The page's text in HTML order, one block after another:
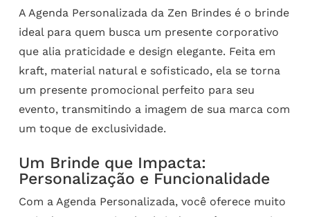
A Agenda Personalizada da Zen Brindes é o brinde
ideal para quem busca um presente corporativo
que alia praticidade e design elegante. Feita em
kraft, material natural e sofisticado, ela se torna
um presente promocional perfeito para seu
evento, transmitindo a imagem de sua marca com
um toque de exclusividade.
Um Brinde que Impacta:
Personalização e Funcionalidade
Com a Agenda Personalizada, você oferece muito